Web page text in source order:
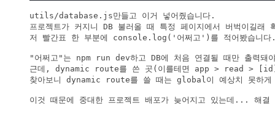
utils/database.js만들고 이거 넣어줬습니다.
프로젝트가 커지니 DB 불러올 때 특정 페이지에서 버벅이길래
저 빨간표 한 부분에 console.log('어쩌고')를 적어봤습니다
"어쩌고"는 npm run dev하고 DB에 처음 연결될 때만 출력돼
근데, dynamic route를 쓴 곳(이를테면 app > read > [id]
찾아보니 dynamic route를 쓸 때는 global이 예상치 못하게
이것 때문에 중대한 프로젝트 배포가 늦어지고 있는데... 해